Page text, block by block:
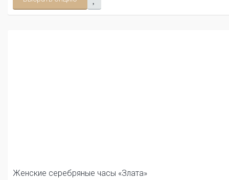
Женские серебряные часы «Злата»